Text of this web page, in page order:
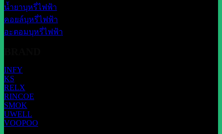
น้ำยาบุหรี่ไฟฟ้า
คอยล์บุหรี่ไฟฟ้า
อะตอมบุหรี่ไฟฟ้า
INFY
KS
RELX
RINCOE
SMOK
UWELL
VOOPOO